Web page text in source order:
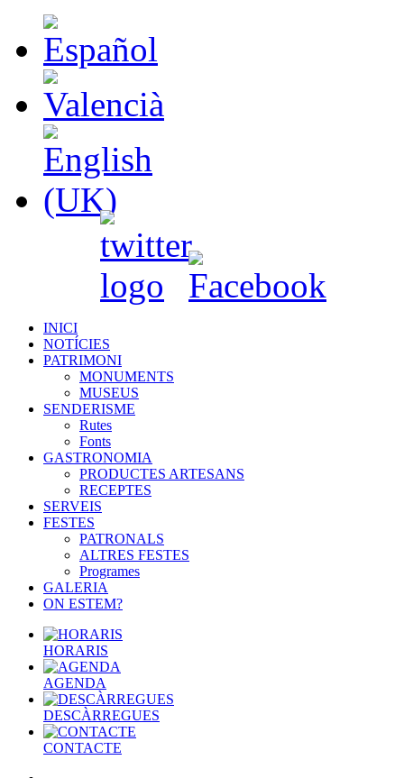
INICI
NOTÍCIES
PATRIMONI
MONUMENTS
MUSEUS
SENDERISME
Rutes
Fonts
GASTRONOMIA
PRODUCTES ARTESANS
RECEPTES
SERVEIS
FESTES
PATRONALS
ALTRES FESTES
Programes
GALERIA
ON ESTEM?
HORARIS
AGENDA
DESCÀRREGUES
CONTACTE